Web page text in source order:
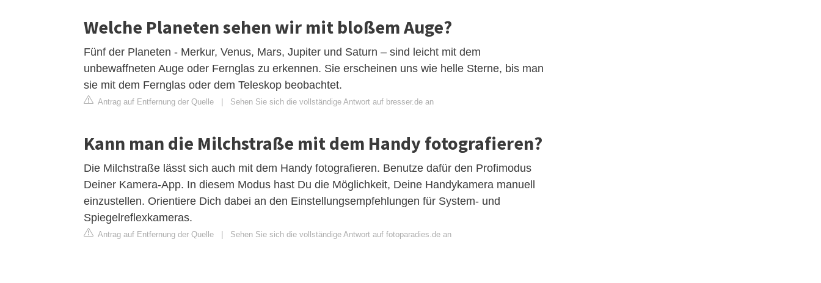
Welche Planeten sehen wir mit bloßem Auge?
Fünf der Planeten - Merkur, Venus, Mars, Jupiter und Saturn – sind leicht mit dem
unbewaffneten Auge oder Fernglas zu erkennen. Sie erscheinen uns wie helle Sterne, bis man
sie mit dem Fernglas oder dem Teleskop beobachtet.
Antrag auf Entfernung der Quelle | Sehen Sie sich die vollständige Antwort auf bresser.de an
Kann man die Milchstraße mit dem Handy fotografieren?
Die Milchstraße lässt sich auch mit dem Handy fotografieren. Benutze dafür den Profimodus
Deiner Kamera-App. In diesem Modus hast Du die Möglichkeit, Deine Handykamera manuell
einzustellen. Orientiere Dich dabei an den Einstellungsempfehlungen für System- und
Spiegelreflexkameras.
Antrag auf Entfernung der Quelle | Sehen Sie sich die vollständige Antwort auf fotoparadies.de an